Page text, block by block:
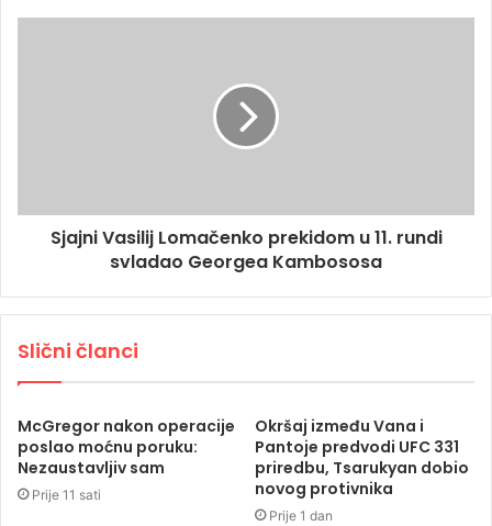
Sjajni Vasilij Lomačenko prekidom u 11. rundi
svladao Georgea Kambososa
Slični članci
McGregor nakon operacije
poslao moćnu poruku:
Nezaustavljiv sam
Prije 11 sati
Okršaj između Vana i
Pantoje predvodi UFC 331
priredbu, Tsarukyan dobio
novog protivnika
Prije 1 dan